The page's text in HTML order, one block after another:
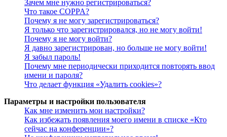
Зачем мне нужно регистрироваться?
Что такое COPPA?
Почему я не могу зарегистрироваться?
Я только что зарегистрировался, но не могу войти!
Почему я не могу войти?
Я давно зарегистрирован, но больше не могу войти!
Я забыл пароль!
Почему мне периодически приходится повторять ввод
имени и пароля?
Что делает функция «Удалить cookies»?
Параметры и настройки пользователя
Как мне изменить мои настройки?
Как избежать появления моего имени в списке «Кто
сейчас на конференции»?